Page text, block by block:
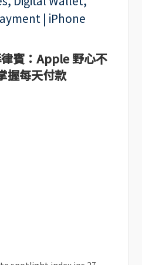
賓：Apple 野心不
握每天付款